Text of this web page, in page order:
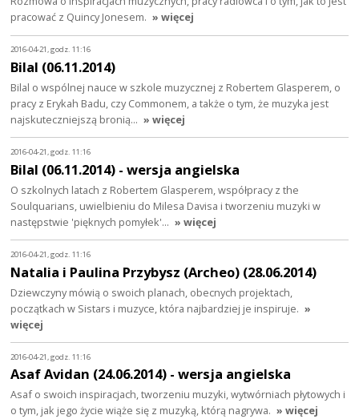
pracować z Quincy Jonesem. » więcej
2016-04-21, godz. 11:16
Bilal (06.11.2014)
Bilal o wspólnej nauce w szkole muzycznej z Robertem Glasperem, o
pracy z Erykah Badu, czy Commonem, a także o tym, że muzyka jest
najskuteczniejszą bronią… » więcej
2016-04-21, godz. 11:16
Bilal (06.11.2014) - wersja angielska
O szkolnych latach z Robertem Glasperem, współpracy z the
Soulquarians, uwielbieniu do Milesa Davisa i tworzeniu muzyki w
następstwie 'pięknych pomyłek'… » więcej
2016-04-21, godz. 11:16
Natalia i Paulina Przybysz (Archeo) (28.06.2014)
Dziewczyny mówią o swoich planach, obecnych projektach,
początkach w Sistars i muzyce, która najbardziej je inspiruje. »
więcej
2016-04-21, godz. 11:16
Asaf Avidan (24.06.2014) - wersja angielska
Asaf o swoich inspiracjach, tworzeniu muzyki, wytwórniach płytowych i
o tym, jak jego życie wiąże się z muzyką, którą nagrywa. » więcej